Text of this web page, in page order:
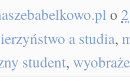
o
a studia,
student,